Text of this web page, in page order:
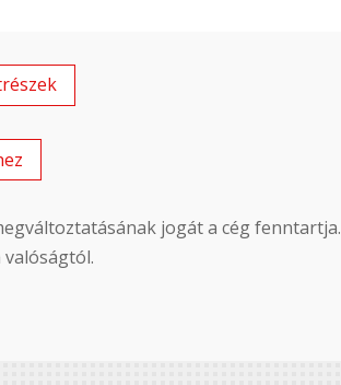
jogát a cég fenntartja.